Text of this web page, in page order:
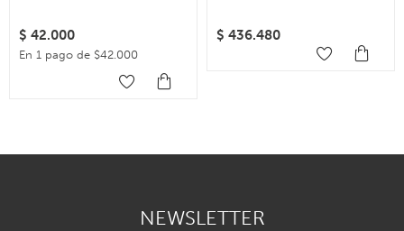
$ 42.000
En 1 pago de $42.000
$ 436.480
NEWSLETTER